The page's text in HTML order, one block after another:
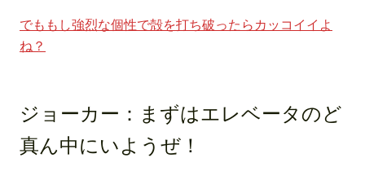
でももし強烈な個性で殻を打ち破ったらカッコイイよ
ね？
ジョーカー： まずはエレベータのど
真ん中にいようぜ！